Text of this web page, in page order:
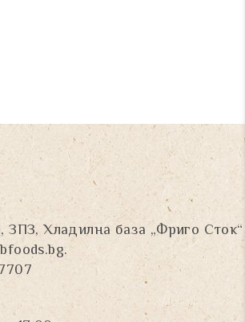
ЗПЗ, Хладилна база „Фриго Сток“
.